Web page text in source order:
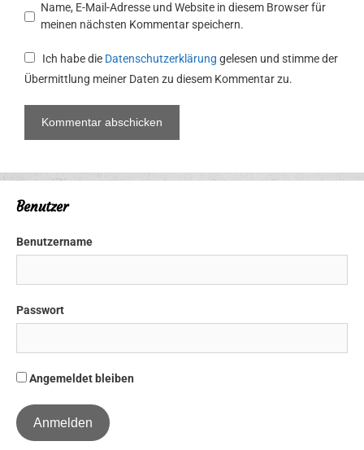
Name, E-Mail-Adresse und Website in diesem Browser für
meinen nächsten Kommentar speichern.
Ich habe die Datenschutzerklärung gelesen und stimme der
Übermittlung meiner Daten zu diesem Kommentar zu.
Benutzer
Benutzername
Passwort
Angemeldet bleiben